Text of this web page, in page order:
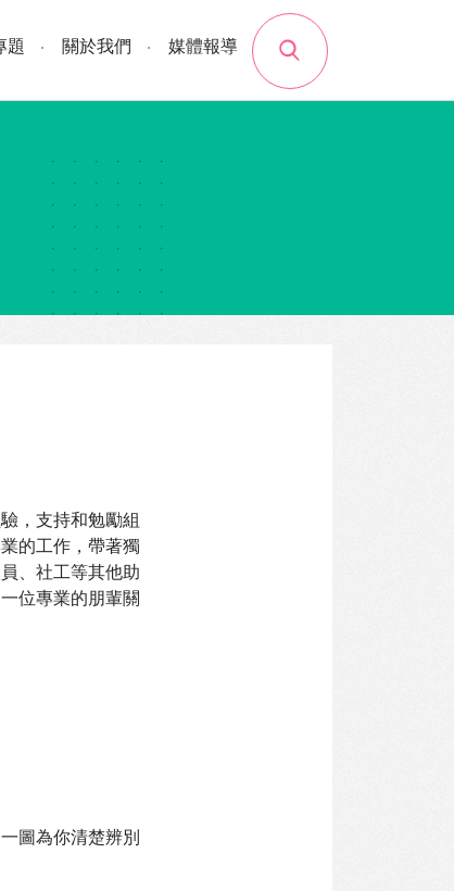
search
題 關於我們 媒體報導
，支持和勉勵組
的工作，帶著獨
、社工等其他助
位專業的朋輩關
圖為你清楚辨別